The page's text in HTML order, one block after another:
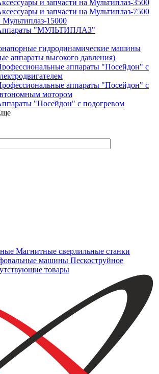
и запчасти на Мультиплаз-3500
и запчасти на Мультиплаз-7500
Мультиплаз-15000
"МУЛЬТИПЛАЗ"
гидродинамические машины
аппараты высокого давления)
аппараты "Посейдон" с
аппараты "Посейдон" с
мотором
"Посейдон" с подогревом
Магнитные сверлильные станки
машины Пескоструйное
товары